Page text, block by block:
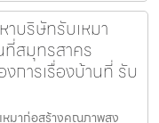
าบริษัทรับเหมา
สมุทรสาคร
การเรื่องบ้านที่ รับ
หมาก่อสร้างคุณภาพสูง